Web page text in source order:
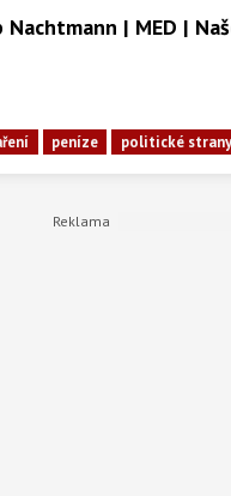
Nachtmann | MED |
peníze politické strany